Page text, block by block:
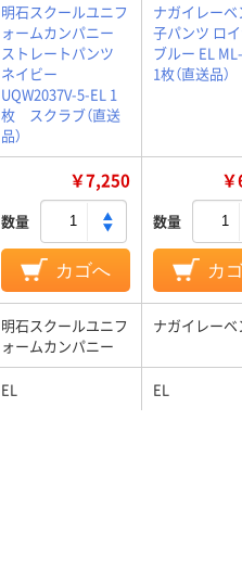
明石スクールユニフ
ォームカンパニー
ストレートパンツ
ネイビー
UQW2037V-5-EL 1
枚 スクラブ（直送
品）
ナガイレーベ
子パンツ ロ
ブルー EL
1枚（直送品）
￥7,250
数量
カゴへ
数量
カ
明石スクールユニフ
ォームカンパニー
ナガイレーベ
EL EL